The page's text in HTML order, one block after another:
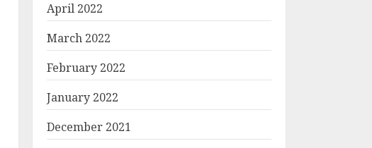
April 2022
March 2022
February 2022
January 2022
December 2021